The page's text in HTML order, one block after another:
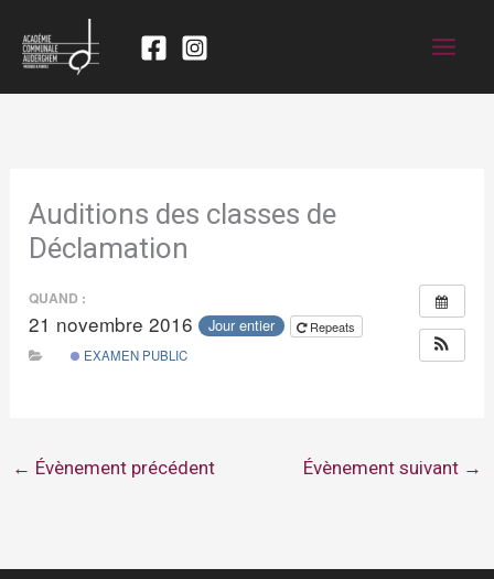
Auditions des classes de
Déclamation
QUAND :
21 novembre 2016 Jour entier
Repeats
EXAMEN PUBLIC
← Évènement précédent Évènement suivant →